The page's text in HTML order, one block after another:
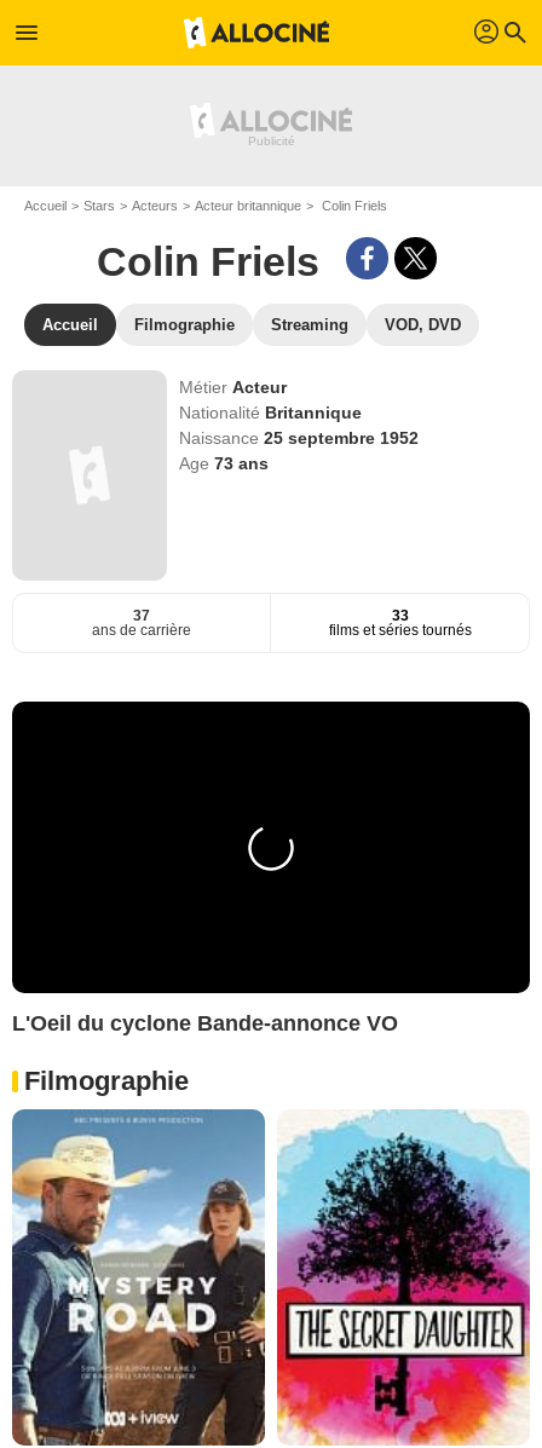
menu profil search
Accueil Stars Acteurs Acteur britannique Colin Friels
Colin Friels
Accueil Filmographie Streaming VOD, DVD
MétierActeur
Nationalité Britannique
Naissance25 septembre 1952
Age73 ans
37
ans de carrière
33
films et séries tournés
L'Oeil du cyclone Bande-annonce VO
Filmographie